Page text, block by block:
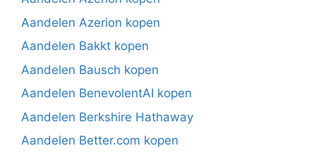
Aandelen Azerion kopen
Aandelen Bakkt kopen
Aandelen Bausch kopen
Aandelen BenevolentAI kopen
Aandelen Berkshire Hathaway
Aandelen Better.com kopen